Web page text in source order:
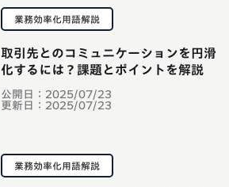
業務効率化用語解説
公開日： 2025/07/23
更新日： 2025/07/23
取引先とのコミュニケーションを円滑
化するには？課題とポイントを解説
業務効率化用語解説